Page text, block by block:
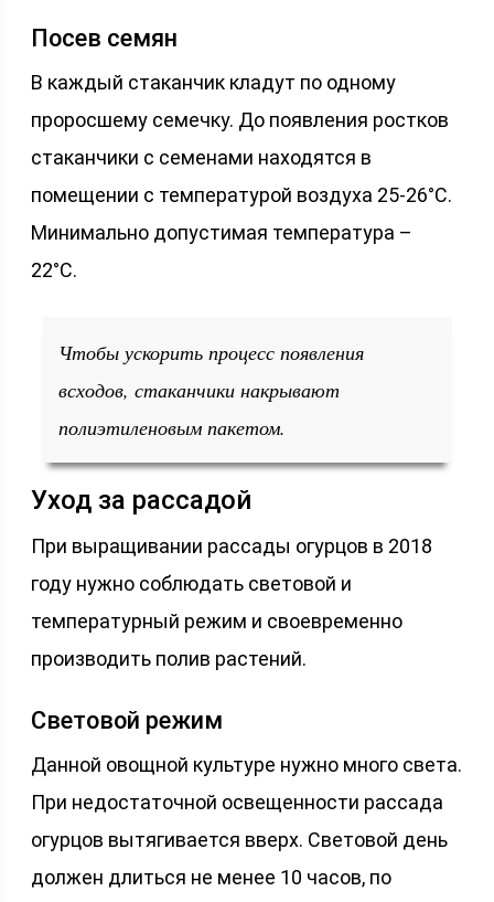
Посев семян
В каждый стаканчик кладут по одному
проросшему семечку. До появления ростков
стаканчики с семенами находятся в
помещении с температурой воздуха 25-26°С.
Минимально допустимая температура –
22°С.
Чтобы ускорить процесс появления
всходов, стаканчики накрывают
полиэтиленовым пакетом.
Уход за рассадой
При выращивании рассады огурцов в 2018
году нужно соблюдать световой и
температурный режим и своевременно
производить полив растений.
Световой режим
Данной овощной культуре нужно много света.
При недостаточной освещенности рассада
огурцов вытягивается вверх. Световой день
должен длиться не менее 10 часов, по